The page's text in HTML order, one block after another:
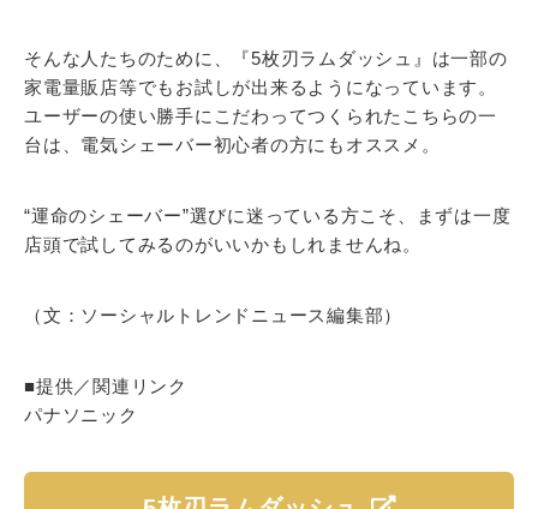
そんな人たちのために、『5枚刃ラムダッシュ』は一部の
家電量販店等でもお試しが出来るようになっています。
ユーザーの使い勝手にこだわってつくられたこちらの一
台は、電気シェーバー初心者の方にもオススメ。
“運命のシェーバー”選びに迷っている方こそ、まずは一度
店頭で試してみるのがいいかもしれませんね。
（文：ソーシャルトレンドニュース編集部）
■提供／関連リンク
パナソニック